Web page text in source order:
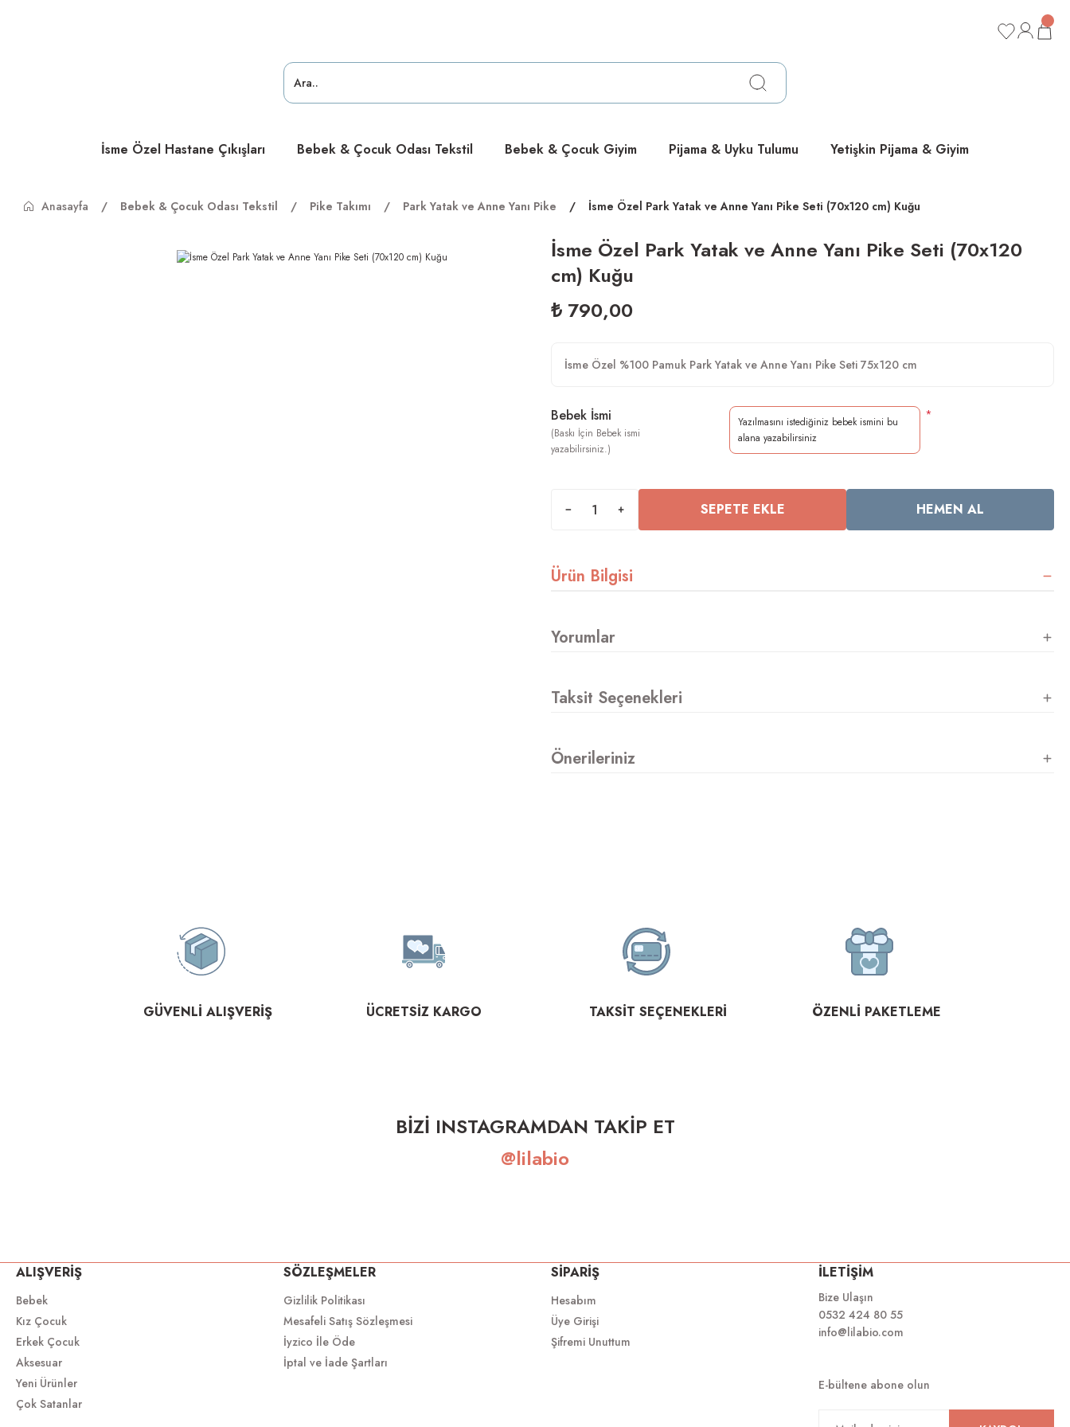
ücretsiz
İsme Özel Hastane Çıkışları Bebek & Çocuk Odası Tekstil Bebek & Çocuk Giyim Pijama & Uyku Tulumu Yetişkin Pijama & Giyim
Anasayfa Bebek & Çocuk Odası Tekstil Pike Takımı Park Yatak ve Anne Yanı Pike İsme Özel Park Yatak ve Anne Yanı Pike Seti (70x120 cm) Kuğu
İsme Özel Park Yatak ve Anne Yanı Pike Seti (70x120
cm) Kuğu
₺ 790,00
İsme Özel %100 Pamuk Park Yatak ve Anne Yanı Pike Seti 75x120 cm
Bebek İsmi *
SEPETE EKLE HEMEN AL
Ürün Bilgisi
Yorumlar
Taksit Seçenekleri
Önerileriniz
GÜVENLİ ALIŞVERİŞ ÜCRETSİZ KARGO TAKSİT SEÇENEKLERİ ÖZENLİ PAKETLEME
BİZİ INSTAGRAMDAN TAKİP ET
@lilabio
ALIŞVERİŞ
Bebek
Kız Çocuk
Erkek Çocuk
Aksesuar
Yeni Ürünler
Çok Satanlar
SÖZLEŞMELER
Gizlilik Politikası
Mesafeli Satış Sözleşmesi
İyzico İle Öde
İptal ve İade Şartları
SİPARİŞ
Hesabım
Üye Girişi
Şifremi Unuttum
İLETİŞİM
Bize Ulaşın
0532 424 80 55
info@lilabio.com
E-bültene abone olun